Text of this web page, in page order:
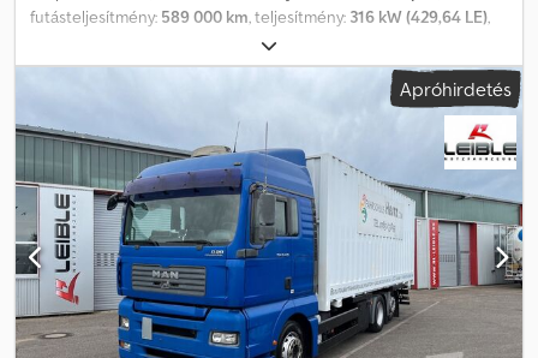
futásteljesítmény: 589 000 km, teljesítmény: 316 kW (429,64 LE),
04/2005
tömeg:12 100 kg, maximális teherbírás:13 750 kg, össztömeg:
4 200 mm, szín:
, hajtástípus:
, kibocsátási
osztály:Euro 4, felfüggesztés: acél-levegő 8 880 mm,
teljes szélesség:2 550 mm, teljes magasság:3 260 mm
megengedett tengelyterhelés (1. tengely):
8 000 kg,
megengedett tengelyterhelés (2. tengely):
9 500 kg
megengedett tengelyterhelés (3. tengely):
9 500 kg , Gyártási év:
2005, Felszereltség:ABS, Tachográf, differenciálzár, elektromos
ablakemelő, elektronikus stabilitásprogram (ESP),
légkondicionálás, szervokormány, teherautó regisztráció,
tempomat, utánfutó vonófej, állófűtés , AZONNAL ELÉRHETŐ!!!
Apróhirdetés